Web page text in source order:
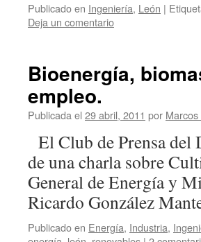
Publicado en Ingeniería, León |
Deja un comentario
Bioenergía,
empleo.
Publicada el 29 abril, 2011 por
El Club de Prensa
de una charla sobre
General de Energía y
Ricardo González
Publicado en Energía, Industria,